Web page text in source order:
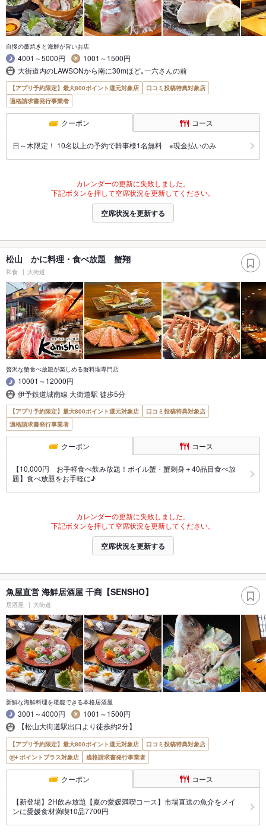
自慢の藁焼きと海鮮が旨いお店
4001～5000円
1001～1500円
大街道内のLAWSONから南に30mほど｡一六さんの前
【アプリ予約限定】最大800ポイント還元対象店
口コミ投稿特典対象店
適格請求書発行事業者
クーポン コース
日～木限定！ 10名以上の予約で幹事様1名無料 ※現金払いのみ
カレンダーの更新に失敗しました。
下記ボタンを押して空席状況を更新してください。
空席状況を更新する
松山 かに料理・食べ放題 蟹翔
和食 大街道
贅沢な蟹食べ放題が楽しめる蟹料理専門店
10001～12000円
伊予鉄道城南線 大街道駅 徒歩5分
【アプリ予約限定】最大800ポイント還元対象店
口コミ投稿特典対象店
適格請求書発行事業者
クーポン コース
【10,000円 お手軽食べ飲み放題！ボイル蟹・蟹刺身＋40品目食べ放
題】食べ放題をお手軽に♪
カレンダーの更新に失敗しました。
下記ボタンを押して空席状況を更新してください。
空席状況を更新する
魚屋直営 海鮮居酒屋 千商【SENSHO】
居酒屋 大街道
新鮮な海鮮料理を堪能できる本格居酒屋
3001～4000円
1001～1500円
【松山大街道駅出口より徒歩約2分】
【アプリ予約限定】最大800ポイント還元対象店
口コミ投稿特典対象店
ポイントプラス対象店
適格請求書発行事業者
クーポン コース
【新登場】2H飲み放題【夏の愛媛満喫コース】市場直送の魚介をメイ
ンに愛媛食材満喫10品7700円